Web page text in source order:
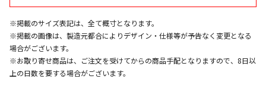
出荷いたします。
ただし、メーカーの営業日に基づき出荷手続きを行う
ため、通常よりお時間をいただく場合がございます。
また、日曜・祝日や年末年始などの長期休業期間中
は、休業明けからの出荷対応となります。
※掲載のサイズ表記は、全て概寸となります。
※掲載の画像は、製造元都合によりデザイン・仕様等が予告なく変更となる
場合がございます。
※お取り寄せ商品は、ご注文を受けてからの商品手配となりますので、8日以
上の日数を要する場合がございます。